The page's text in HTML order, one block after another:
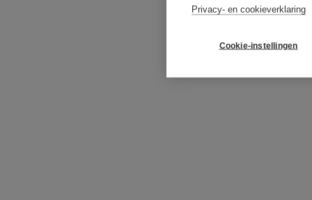
Privacy- en cookieverklaring
Cookie-instellingen